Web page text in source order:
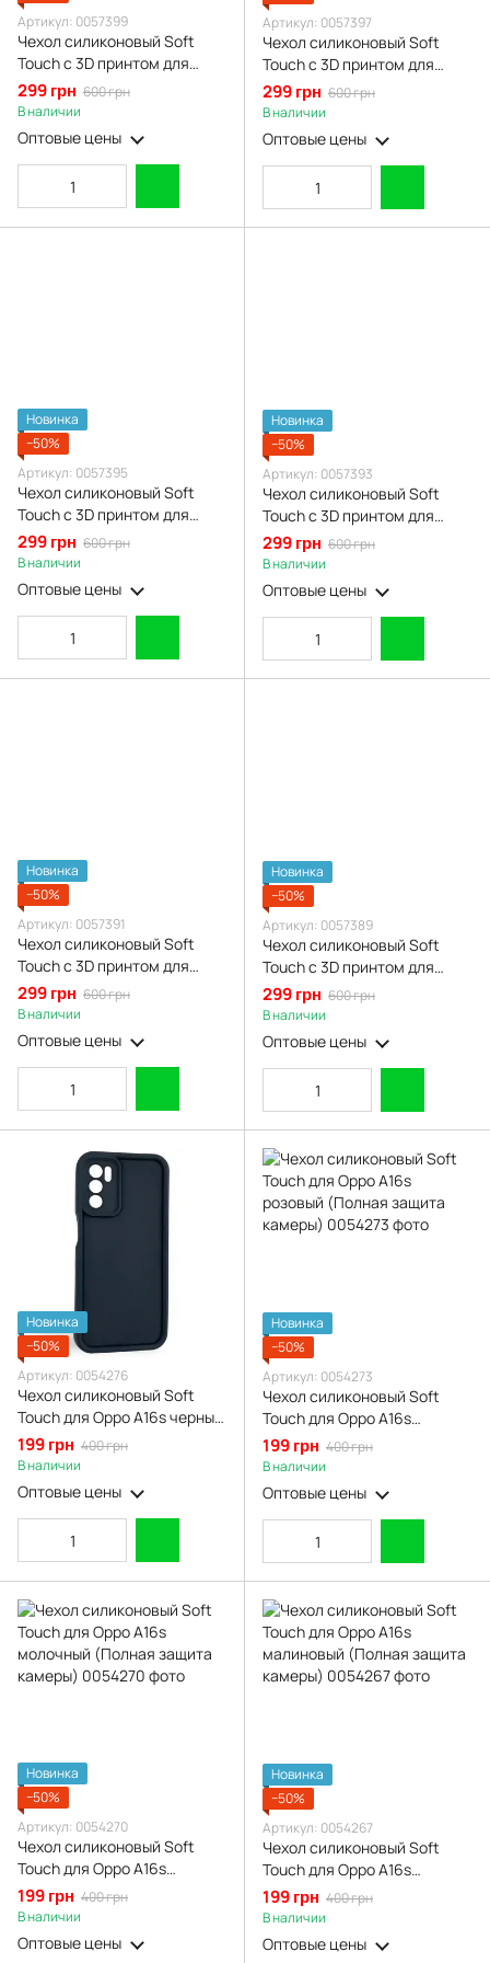
Артикул: 0057399
Чехол силиконовый Soft
Touch с 3D принтом для
Oppo A16s черный (Полная
защита камеры)
299 грн 600 грн
В наличии
Оптовые цены
Артикул: 0057397
Чехол силиконовый Soft
Touch с 3D принтом для
Oppo A16s розовый (Полная
защита камеры)
299 грн 600 грн
В наличии
Оптовые цены
Новинка
−50%
Артикул: 0057395
Чехол силиконовый Soft
Touch с 3D принтом для
Oppo A16s молочный
(Полная защита камеры)
299 грн 600 грн
В наличии
Оптовые цены
Новинка
−50%
Артикул: 0057393
Чехол силиконовый Soft
Touch с 3D принтом для
Oppo A16s малиновый
(Полная защита камеры)
299 грн 600 грн
В наличии
Оптовые цены
Новинка
−50%
Артикул: 0057391
Чехол силиконовый Soft
Touch с 3D принтом для
Oppo A16s коричневый
(Полная защита камеры)
299 грн 600 грн
В наличии
Оптовые цены
Новинка
−50%
Артикул: 0057389
Чехол силиконовый Soft
Touch с 3D принтом для
Oppo A16s бордовый
(Полная защита камеры)
299 грн 600 грн
В наличии
Оптовые цены
Новинка
−50%
Артикул: 0054276
Чехол силиконовый Soft
Touch для Oppo A16s черный
(Полная защита камеры)
199 грн 400 грн
В наличии
Оптовые цены
Новинка
−50%
Артикул: 0054273
Чехол силиконовый Soft
Touch для Oppo A16s
розовый (Полная защита
камеры)
199 грн 400 грн
В наличии
Оптовые цены
Новинка
−50%
Артикул: 0054270
Чехол силиконовый Soft
Touch для Oppo A16s
молочный (Полная защита
камеры)
199 грн 400 грн
В наличии
Оптовые цены
Новинка
−50%
Артикул: 0054267
Чехол силиконовый Soft
Touch для Oppo A16s
малиновый (Полная защита
камеры)
199 грн 400 грн
В наличии
Оптовые цены